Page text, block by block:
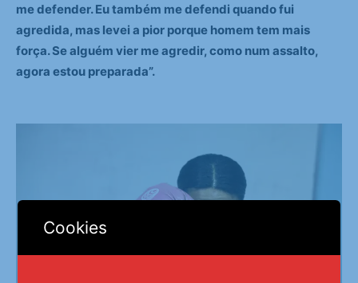
me defender. Eu também me defendi quando fui
agredida, mas levei a pior porque homem tem mais
força. Se alguém vier me agredir, como num assalto,
agora estou preparada”.
Cookies